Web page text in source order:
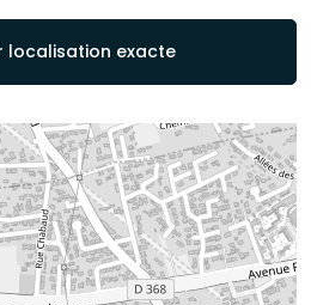
localisation exacte